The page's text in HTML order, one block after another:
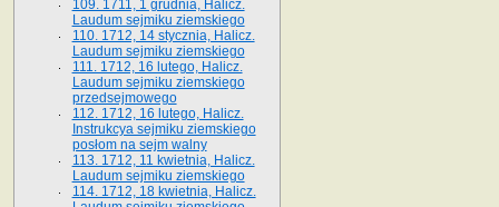
109. 1711, 1 grudnia, Halicz.
Laudum sejmiku ziemskiego
110. 1712, 14 stycznia, Halicz.
Laudum sejmiku ziemskiego
111. 1712, 16 lutego, Halicz.
Laudum sejmiku ziemskiego
przedsejmowego
112. 1712, 16 lutego, Halicz.
Instrukcya sejmiku ziemskiego
posłom na sejm walny
113. 1712, 11 kwietnia, Halicz.
Laudum sejmiku ziemskiego
114. 1712, 18 kwietnia, Halicz.